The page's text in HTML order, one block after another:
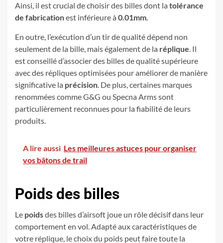
Ainsi, il est crucial de choisir des billes dont la tolérance
de fabricationest inférieure à 0.01mm.
En outre, l’exécution d’un tir de qualité dépend non
seulement de la bille, mais également de la réplique. Il
est conseillé d’associer des billes de qualité supérieure
avec des répliques optimisées pour améliorer de manière
significative la précision. De plus, certaines marques
renommées comme G&G ou Specna Arms sont
particulièrement reconnues pour la fiabilité de leurs
produits.
A lire aussi Les meilleures astuces pour organiser
vos bâtons de trail
Poids des billes
Le poidsdes billes d’airsoft joue un rôle décisif dans leur
comportement en vol. Adapté aux caractéristiques de
votre réplique, le choix du poids peut faire toute la